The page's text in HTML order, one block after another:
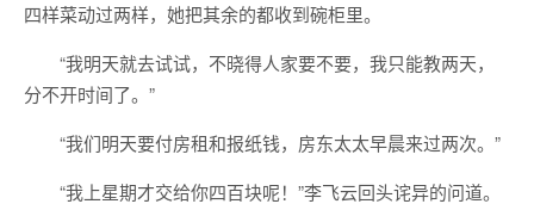
四样菜动过两样，她把其余的都收到碗柜里。
“我明天就去试试，不晓得人家要不要，我只能教两天，
分不开时间了。”
“我们明天要付房租和报纸钱，房东太太早晨来过两次。”
“我上星期才交给你四百块呢！”李飞云回头诧异的问道。